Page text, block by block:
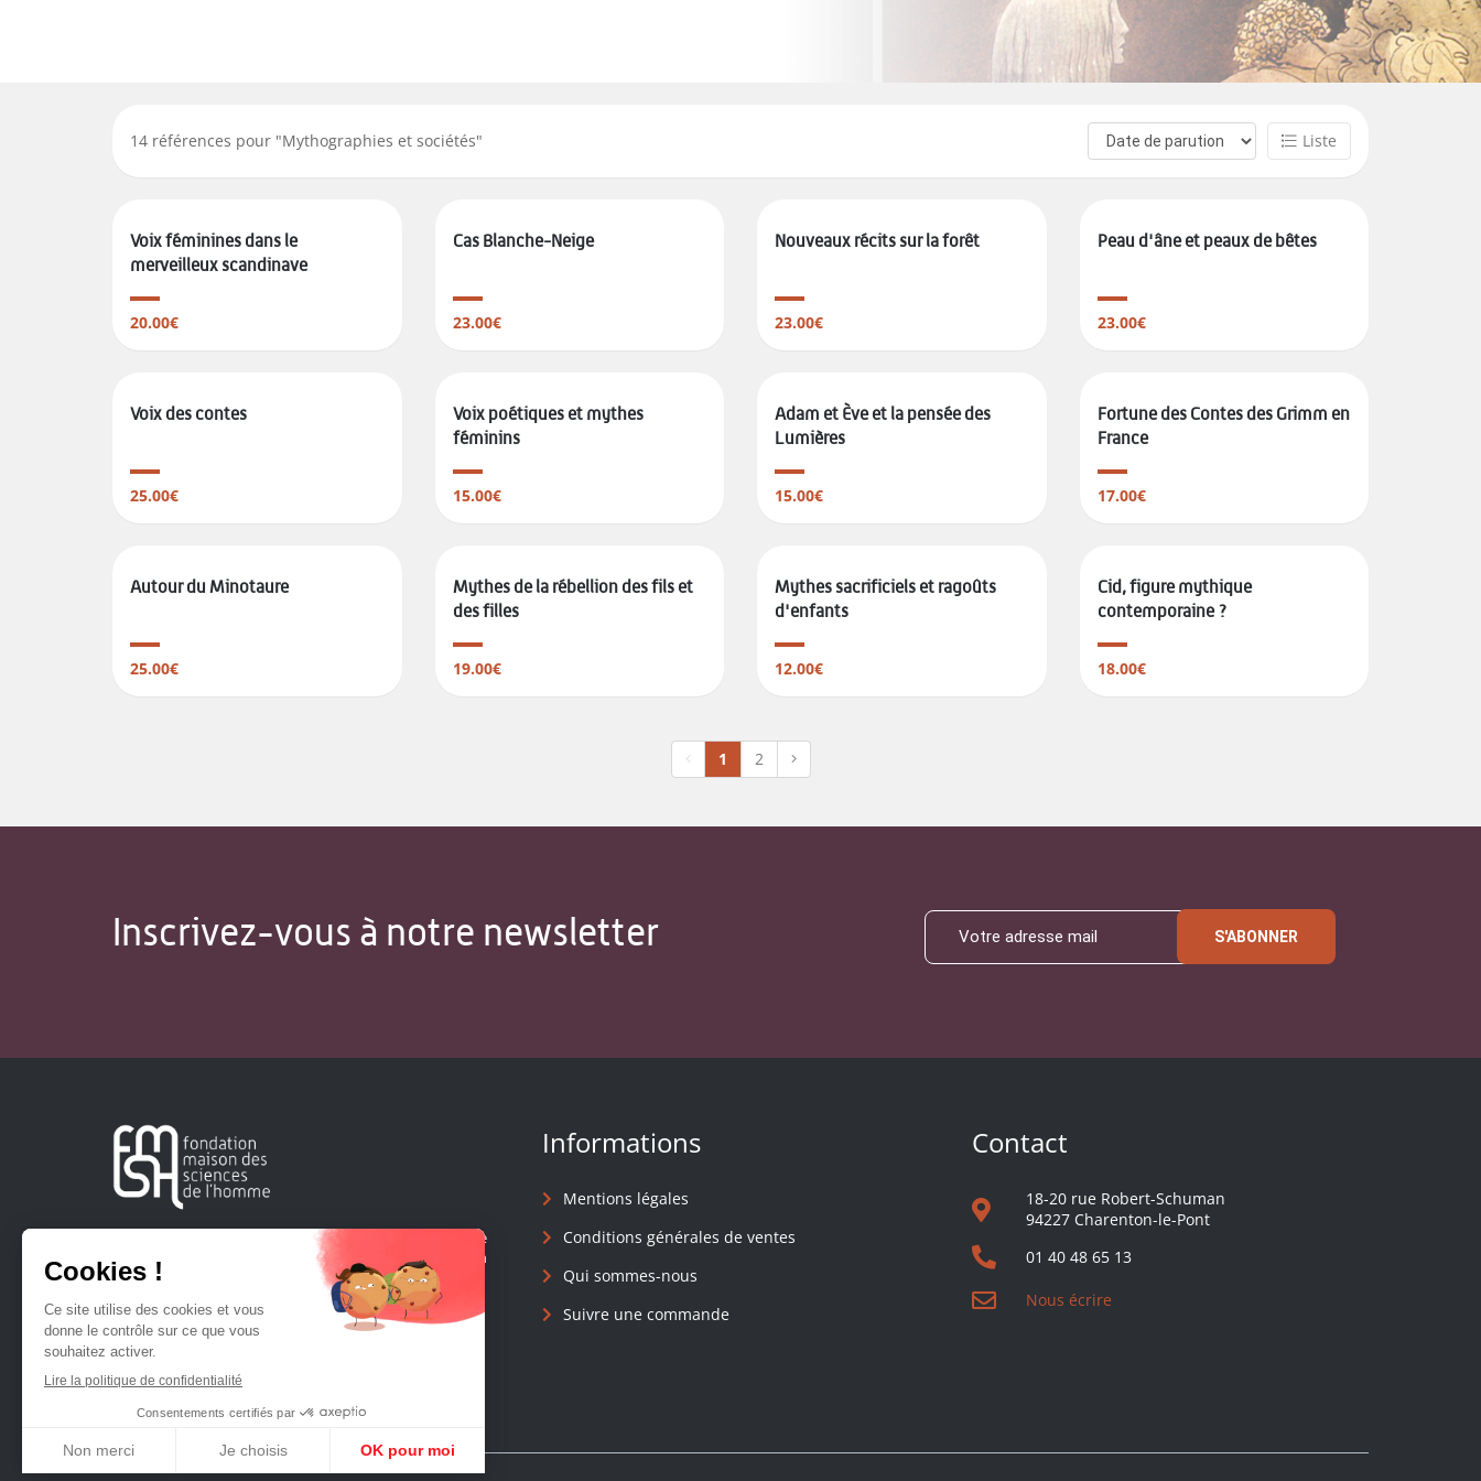
14 références pour "Mythographies et sociétés" Liste
Voix féminines dans le
merveilleux scandinave
20.00€
Cas Blanche-Neige
23.00€
Nouveaux récits sur la forêt
23.00€
Peau d'âne et peaux de bêtes
23.00€
Voix des contes
25.00€
Voix poétiques et mythes
féminins
15.00€
Adam et Ève et la pensée des
Lumières
15.00€
Fortune des Contes des Grimm en
France
17.00€
Autour du Minotaure
25.00€
Mythes de la rébellion des fils et
des filles
19.00€
Mythes sacrificiels et ragoûts
d'enfants
12.00€
Cid, figure mythique
contemporaine ?
18.00€
1 2
Inscrivez-vous à notre newsletter S'ABONNER
Créée en 1963, la Fondation Maison Sciences de l'Homme
soutient la recherche et la diffusion des connaissances en
sciences humaines et sociales.
Informations
Mentions légales
Conditions générales de ventes
Qui sommes-nous
Suivre une commande
Contact
18-20 rue Robert-Schuman
94227 Charenton-le-Pont
01 40 48 65 13
Nous écrire